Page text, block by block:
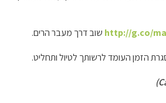
http://g.co/ שוב דרך מעבר הרים.
הזמן העומד לרשותך לטיול ותחליט.